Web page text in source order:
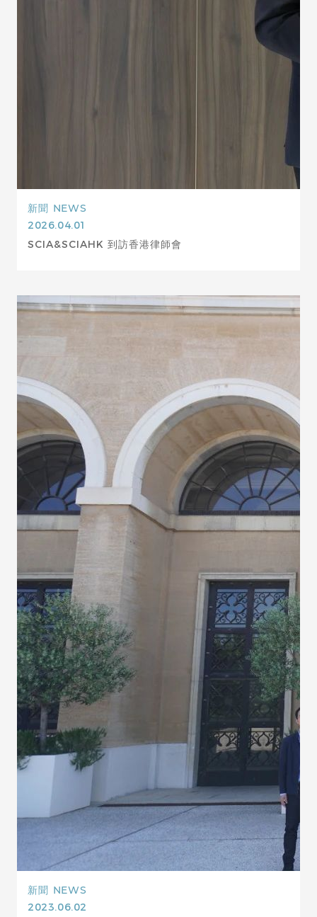
新聞 NEWS
2026.04.01
SCIA&SCIAHK 到訪香港律師會
新聞 NEWS
2023.06.02